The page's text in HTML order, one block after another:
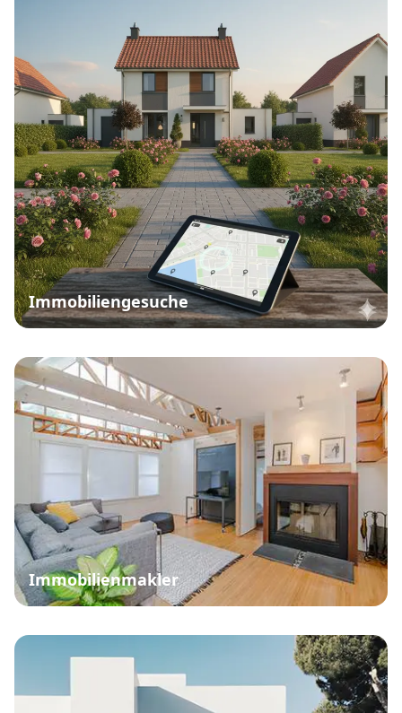
Immobiliengesuche
Immobilienmakler